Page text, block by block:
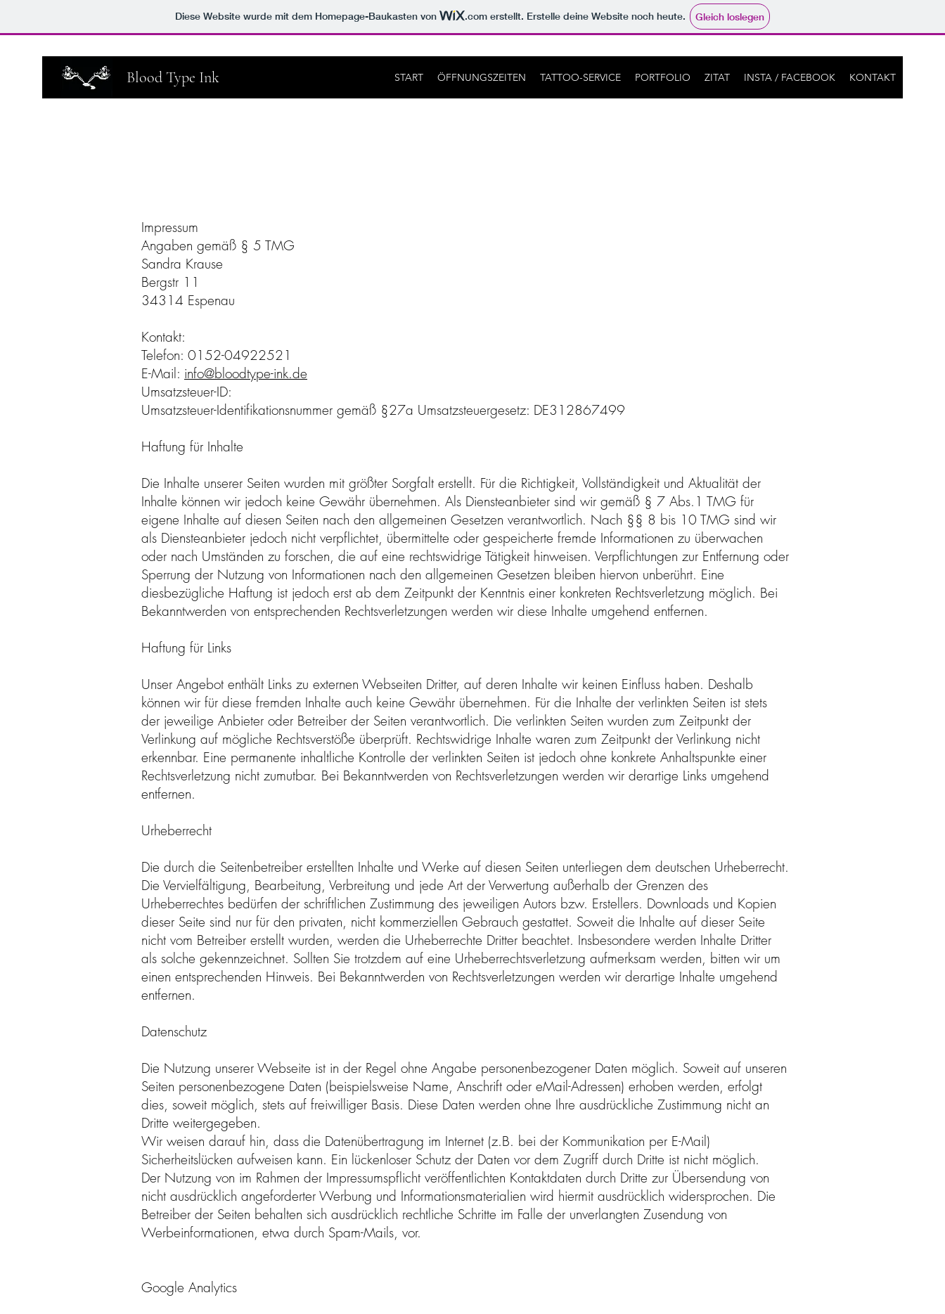
Diese Website wurde mit dem Homepage-Baukasten von .com erstellt. Erstelle deine Website noch heute. Gleich loslegen
Blood Type Ink START ÖFFNUNGSZEITEN TATTOO-SERVICE PORTFOLIO ZITAT INSTA / FACEBOOK KONTAKT
Impressum
Angaben gemäß § 5 TMG
Sandra Krause
Bergstr 11
34314 Espenau
Kontakt:
Telefon: 0152-04922521
E-Mail: info@bloodtype-ink.de
Umsatzsteuer-ID:
Umsatzsteuer-Identifikationsnummer gemäß §27a Umsatzsteuergesetz: DE312867499
Haftung für Inhalte
Die Inhalte unserer Seiten wurden mit größter Sorgfalt erstellt. Für die Richtigkeit, Vollständigkeit und Aktualität der
Inhalte können wir jedoch keine Gewähr übernehmen. Als Diensteanbieter sind wir gemäß § 7 Abs.1 TMG für
eigene Inhalte auf diesen Seiten nach den allgemeinen Gesetzen verantwortlich. Nach §§ 8 bis 10 TMG sind wir
als Diensteanbieter jedoch nicht verpflichtet, übermittelte oder gespeicherte fremde Informationen zu überwachen
oder nach Umständen zu forschen, die auf eine rechtswidrige Tätigkeit hinweisen. Verpflichtungen zur Entfernung oder
Sperrung der Nutzung von Informationen nach den allgemeinen Gesetzen bleiben hiervon unberührt. Eine
diesbezügliche Haftung ist jedoch erst ab dem Zeitpunkt der Kenntnis einer konkreten Rechtsverletzung möglich. Bei
Bekanntwerden von entsprechenden Rechtsverletzungen werden wir diese Inhalte umgehend entfernen.
Haftung für Links
Unser Angebot enthält Links zu externen Webseiten Dritter, auf deren Inhalte wir keinen Einfluss haben. Deshalb
können wir für diese fremden Inhalte auch keine Gewähr übernehmen. Für die Inhalte der verlinkten Seiten ist stets
der jeweilige Anbieter oder Betreiber der Seiten verantwortlich. Die verlinkten Seiten wurden zum Zeitpunkt der
Verlinkung auf mögliche Rechtsverstöße überprüft. Rechtswidrige Inhalte waren zum Zeitpunkt der Verlinkung nicht
erkennbar. Eine permanente inhaltliche Kontrolle der verlinkten Seiten ist jedoch ohne konkrete Anhaltspunkte einer
Rechtsverletzung nicht zumutbar. Bei Bekanntwerden von Rechtsverletzungen werden wir derartige Links umgehend
entfernen.
Urheberrecht
Die durch die Seitenbetreiber erstellten Inhalte und Werke auf diesen Seiten unterliegen dem deutschen Urheberrecht.
Die Vervielfältigung, Bearbeitung, Verbreitung und jede Art der Verwertung außerhalb der Grenzen des
Urheberrechtes bedürfen der schriftlichen Zustimmung des jeweiligen Autors bzw. Erstellers. Downloads und Kopien
dieser Seite sind nur für den privaten, nicht kommerziellen Gebrauch gestattet. Soweit die Inhalte auf dieser Seite
nicht vom Betreiber erstellt wurden, werden die Urheberrechte Dritter beachtet. Insbesondere werden Inhalte Dritter
als solche gekennzeichnet. Sollten Sie trotzdem auf eine Urheberrechtsverletzung aufmerksam werden, bitten wir um
einen entsprechenden Hinweis. Bei Bekanntwerden von Rechtsverletzungen werden wir derartige Inhalte umgehend
entfernen.
Datenschutz
Die Nutzung unserer Webseite ist in der Regel ohne Angabe personenbezogener Daten möglich. Soweit auf unseren
Seiten personenbezogene Daten (beispielsweise Name, Anschrift oder eMail-Adressen) erhoben werden, erfolgt
dies, soweit möglich, stets auf freiwilliger Basis. Diese Daten werden ohne Ihre ausdrückliche Zustimmung nicht an
Dritte weitergegeben.
Wir weisen darauf hin, dass die Datenübertragung im Internet (z.B. bei der Kommunikation per E-Mail)
Sicherheitslücken aufweisen kann. Ein lückenloser Schutz der Daten vor dem Zugriff durch Dritte ist nicht möglich.
Der Nutzung von im Rahmen der Impressumspflicht veröffentlichten Kontaktdaten durch Dritte zur Übersendung von
nicht ausdrücklich angeforderter Werbung und Informationsmaterialien wird hiermit ausdrücklich widersprochen. Die
Betreiber der Seiten behalten sich ausdrücklich rechtliche Schritte im Falle der unverlangten Zusendung von
Werbeinformationen, etwa durch Spam-Mails, vor.
Google Analytics